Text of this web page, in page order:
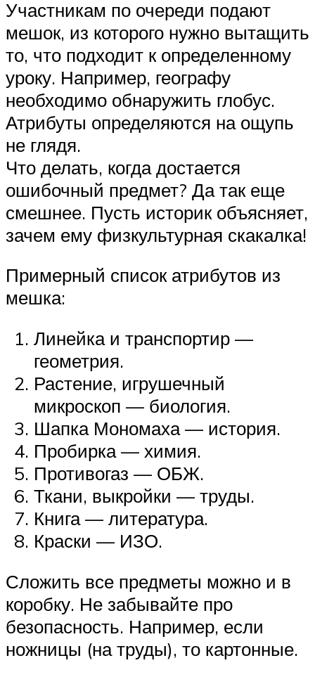
Участникам по очереди подают
мешок, из которого нужно вытащить
то, что подходит к определенному
уроку. Например, географу
необходимо обнаружить глобус.
Атрибуты определяются на ощупь
не глядя.
Что делать, когда достается
ошибочный предмет? Да так еще
смешнее. Пусть историк объясняет,
зачем ему физкультурная скакалка!
Примерный список атрибутов из
мешка:
Линейка и транспортир —
геометрия.
Растение, игрушечный
микроскоп — биология.
Шапка Мономаха — история.
Пробирка — химия.
Противогаз — ОБЖ.
Ткани, выкройки — труды.
Книга — литература.
Краски — ИЗО.
Сложить все предметы можно и в
коробку. Не забывайте про
безопасность. Например, если
ножницы (на труды), то картонные.